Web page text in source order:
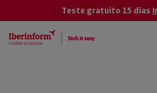
Teste gratuito 15 dias